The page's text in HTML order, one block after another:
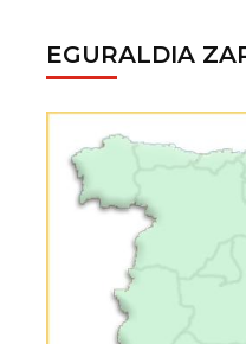
EGURALDIA